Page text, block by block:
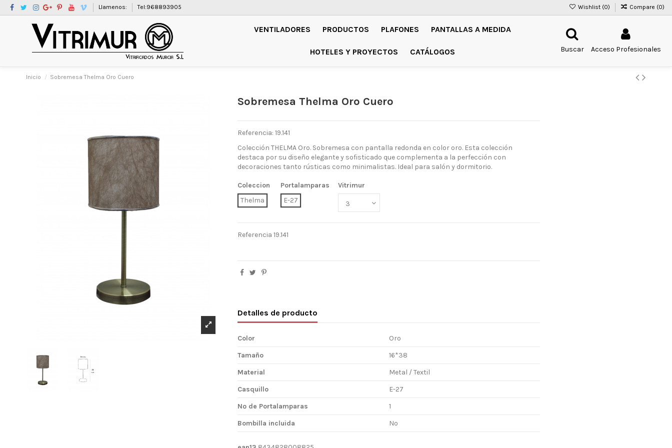
Llamenos: Tel:968893905 Wishlist (0) Compare (0)
VENTILADORES PRODUCTOS PLAFONES PANTALLAS A MEDIDA
HOTELES Y PROYECTOS CATÁLOGOS Buscar Acceso Profesionales
Inicio Sobremesa Thelma Oro Cuero
Sobremesa Thelma Oro Cuero
Referencia: 19.141
Colección THELMA Oro. Sobremesa con pantalla redonda en color oro. Esta colección
destaca por su diseño elegante y sofisticado que complementa a la perfección con
decoraciones tanto rústicas como minimalistas. Ideal para salón y dormitorio.
Coleccion
Thelma
Portalamparas
E-27
Vitrimur
Referencia 19.141
Detalles de producto
Color
Oro
Tamaño
16*38
Material
Metal / Textil
Casquillo
E-27
Nº de Portalamparas
1
Bombilla incluida
No